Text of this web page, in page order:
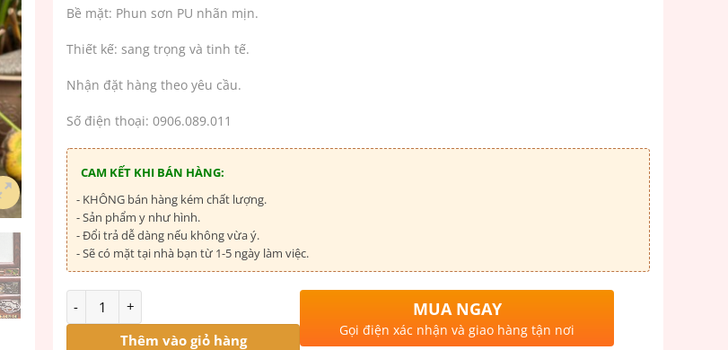
Bề mặt: Phun sơn PU nhãn mịn.
Thiết kế: sang trọng và tinh tế.
Nhận đặt hàng theo yêu cầu.
Số điện thoại: 0906.089.011
CAM KẾT KHI BÁN HÀNG:
- KHÔNG bán hàng kém chất lượng.
- Sản phẩm y như hình.
- Đổi trả dễ dàng nếu không vừa ý.
- Sẽ có mặt tại nhà bạn từ 1-5 ngày làm việc.
Thêm vào giỏ hàng
MUA NGAY
Gọi điện xác nhận và giao hàng tận nơi